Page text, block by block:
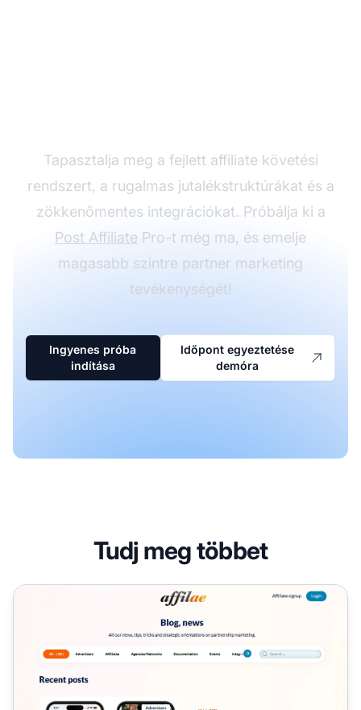
Tapasztalja meg a fejlett affiliate követési
rendszert, a rugalmas jutalékstruktúrákat és a
zökkenőmentes integrációkat. Próbálja ki a
Post Affiliate Pro-t még ma, és emelje
magasabb szintre partner marketing
tevékenységét!
Ingyenes próba
indítása
Időpont egyeztetése
demóra
Tudj meg többet
Affilae Partnerprogram